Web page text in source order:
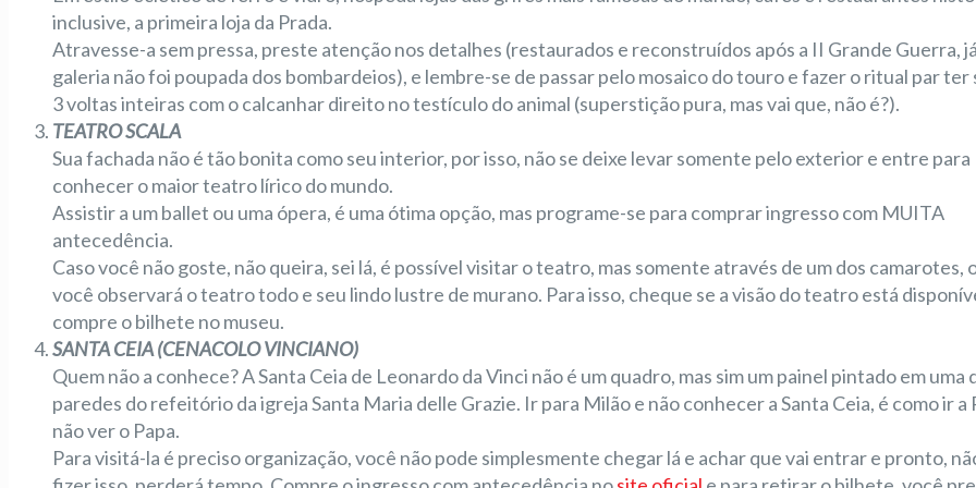
inclusive, a primeira loja da Prada.
Atravesse-a sem pressa, preste atenção nos detalhes (restaurados e reconstruídos após a II Grande Guerra,
galeria não foi poupada dos bombardeios), e lembre-se de passar pelo mosaico do touro e fazer o ritual par ter
3 voltas inteiras com o calcanhar direito no testículo do animal (superstição pura, mas vai que, não é?).
TEATRO SCALA
Sua fachada não é tão bonita como seu interior, por isso, não se deixe levar somente pelo exterior e entre para
conhecer o maior teatro lírico do mundo.
Assistir a um ballet ou uma ópera, é uma ótima opção, mas programe-se para comprar ingresso com MUITA
antecedência.
Caso você não goste, não queira, sei lá, é possível visitar o teatro, mas somente através de um dos camarotes,
você observará o teatro todo e seu lindo lustre de murano. Para isso, cheque se a visão do teatro está
compre o bilhete no museu.
SANTA CEIA (CENACOLO VINCIANO)
Quem não a conhece? A Santa Ceia de Leonardo da Vinci não é um quadro, mas sim um painel pintado em uma
paredes do refeitório da igreja Santa Maria delle Grazie. Ir para Milão e não conhecer a Santa Ceia, é como ir a
não ver o Papa.
Para visitá-la é preciso organização, você não pode simplesmente chegar lá e achar que vai entrar e pronto,